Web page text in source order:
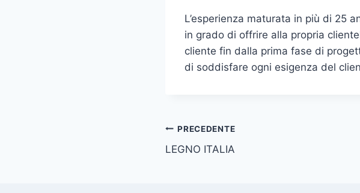
L’esperienza maturata in più di 25
in grado di offrire alla propria
cliente fin dalla prima fase di
di soddisfare ogni esigenza del
Navigazione
articoli
PRECEDENTE
LEGNO ITALIA